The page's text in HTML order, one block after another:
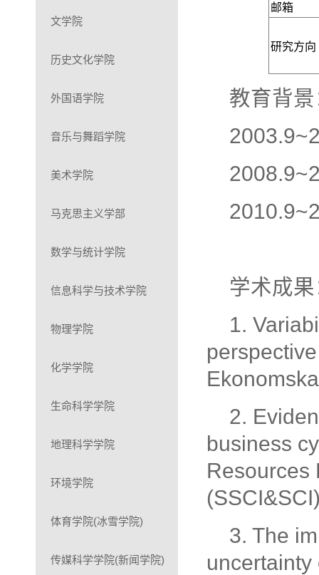
文学院
历史文化学院
外国语学院
音乐与舞蹈学院
美术学院
马克思主义学部
数学与统计学院
信息科学与技术学院
物理学院
化学学院
生命科学学院
地理科学学院
环境学院
体育学院(冰雪学院)
传媒科学学院(新闻学院)
邮箱
研究方向
教育背
学术成
1.
2.
business
Resources
3. The
uncertainty